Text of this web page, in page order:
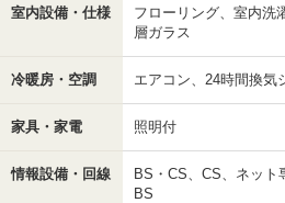
室内設備・仕様
フローリング、室内洗
層ガラス
冷暖房・空調 エアコン、24時間換気
家具・家電 照明付
情報設備・回線
BS・CS、CS、ネット
BS